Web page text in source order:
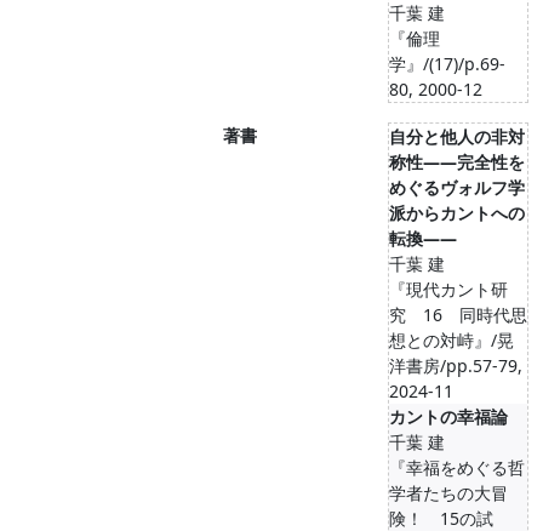
千葉 建
『倫理
学』/(17)/p.69-
80, 2000-12
著書
自分と他人の非対
称性――完全性を
めぐるヴォルフ学
派からカントへの
転換――
千葉 建
『現代カント研
究 16 同時代思
想との対峙』/晃
洋書房/pp.57-79,
2024-11
カントの幸福論
千葉 建
『幸福をめぐる哲
学者たちの大冒
険！ 15の試